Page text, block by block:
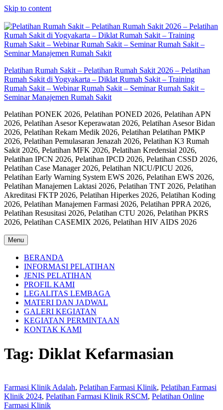
Skip to content
Pelatihan Rumah Sakit – Pelatihan Rumah Sakit 2026 – Pelatihan
Rumah Sakit di Yogyakarta – Diklat Rumah Sakit – Training
Rumah Sakit – Webinar Rumah Sakit – Seminar Rumah Sakit –
Seminar Manajemen Rumah Sakit
Pelatihan PONEK 2026, Pelatihan PONED 2026, Pelatihan APN
2026, Pelatihan Asesor Keperawatan 2026, Pelatihan Asesor Bidan
2026, Pelatihan Rekam Medik 2026, Pelatihan Pelatihan PMKP
2026, Pelatihan Pemulasaran Jenazah 2026, Pelatihan K3 Rumah
Sakit 2026, Pelatihan MFK 2026, Pelatihan Kredensial 2026,
Pelatihan IPCN 2026, Pelatihan IPCD 2026, Pelatihan CSSD 2026,
Pelatihan Case Manager 2026, Pelatihan NICU/PICU 2026,
Pelatihan Early Warning System EWS 2026, Pelatihan EWS 2026,
Pelatihan Manajemen Laktasi 2026, Pelatihan TNT 2026, Pelatihan
Akreditasi FKTP 2026, Pelatihan Hiperkes 2026, Pelatihan Koding
2026, Pelatihan Manajemen Farmasi 2026, Pelatihan PPRA 2026,
Pelatihan Resusitasi 2026, Pelatihan CTU 2026, Pelatihan PKRS
2026, Pelatihan CASEMIX 2026, Pelatihan HIV AIDS 2026
Menu
BERANDA
INFORMASI PELATIHAN
JENIS PELATIHAN
PROFIL KAMI
LEGALITAS LEMBAGA
MATERI DAN JADWAL
GALERI KEGIATAN
KEGIATAN PERMINTAAN
KONTAK KAMI
Tag: Diklat Kefarmasian
Farmasi Klinik Adalah, Pelatihan Farmasi Klinik, Pelatihan Farmasi
Klinik 2024, Pelatihan Farmasi Klinik RSCM, Pelatihan Online
Farmasi Klinik